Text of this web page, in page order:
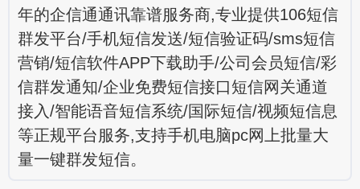
年的企信通通讯靠谱服务商,专业提供106短信
群发平台/手机短信发送/短信验证码/sms短信
营销/短信软件APP下载助手/公司会员短信/彩
信群发通知/企业免费短信接口短信网关通道
接入/智能语音短信系统/国际短信/视频短信息
等正规平台服务,支持手机电脑pc网上批量大
量一键群发短信。